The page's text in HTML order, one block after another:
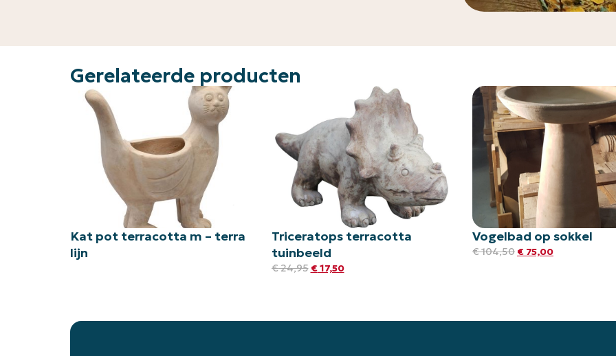
Gerelateerde producten
Kat pot terracotta m – terra
lijn
Triceratops terracotta
tuinbeeld
€24,95 €17,50
Vogelbad op sokkel
€104,50 € 75,00